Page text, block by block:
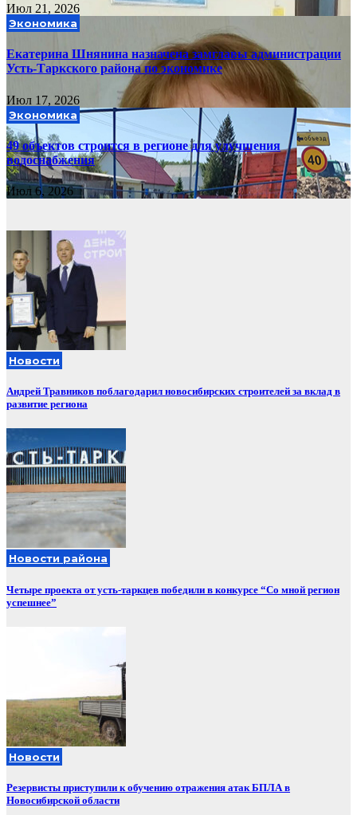
Июл 21, 2026
Экономика
Екатерина Шнянина назначена замглавы администрации
Усть-Таркского района по экономике
Июл 17, 2026
Экономика
49 объектов строится в регионе для улучшения
водоснабжения
Июл 6, 2026
Новости
Андрей Травников поблагодарил новосибирских строителей за вклад в
развитие региона
Новости района
Четыре проекта от усть-таркцев победили в конкурсе “Со мной регион
успешнее”
Новости
Резервисты приступили к обучению отражения атак БПЛА в
Новосибирской области